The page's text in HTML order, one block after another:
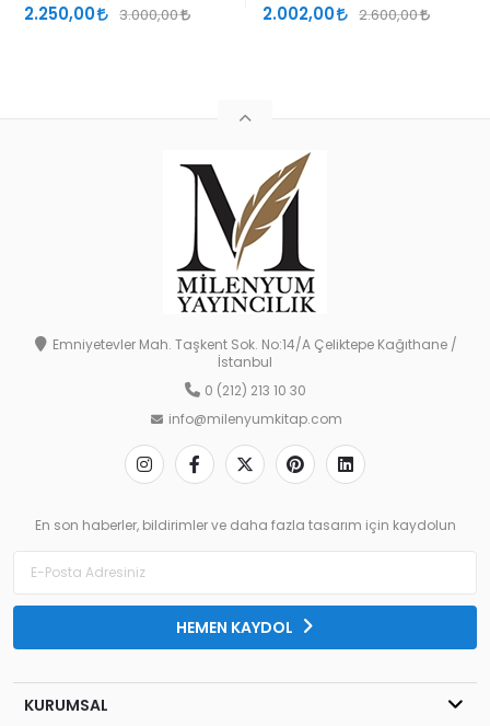
2.250,00 3.000,00 2.002,00 2.600,00
Emniyetevler Mah. Taşkent Sok. No:14/A Çeliktepe Kağıthane /
İstanbul
0 (212) 213 10 30
info@milenyumkitap.com
En son haberler, bildirimler ve daha fazla tasarım için kaydolun
HEMEN KAYDOL
KURUMSAL